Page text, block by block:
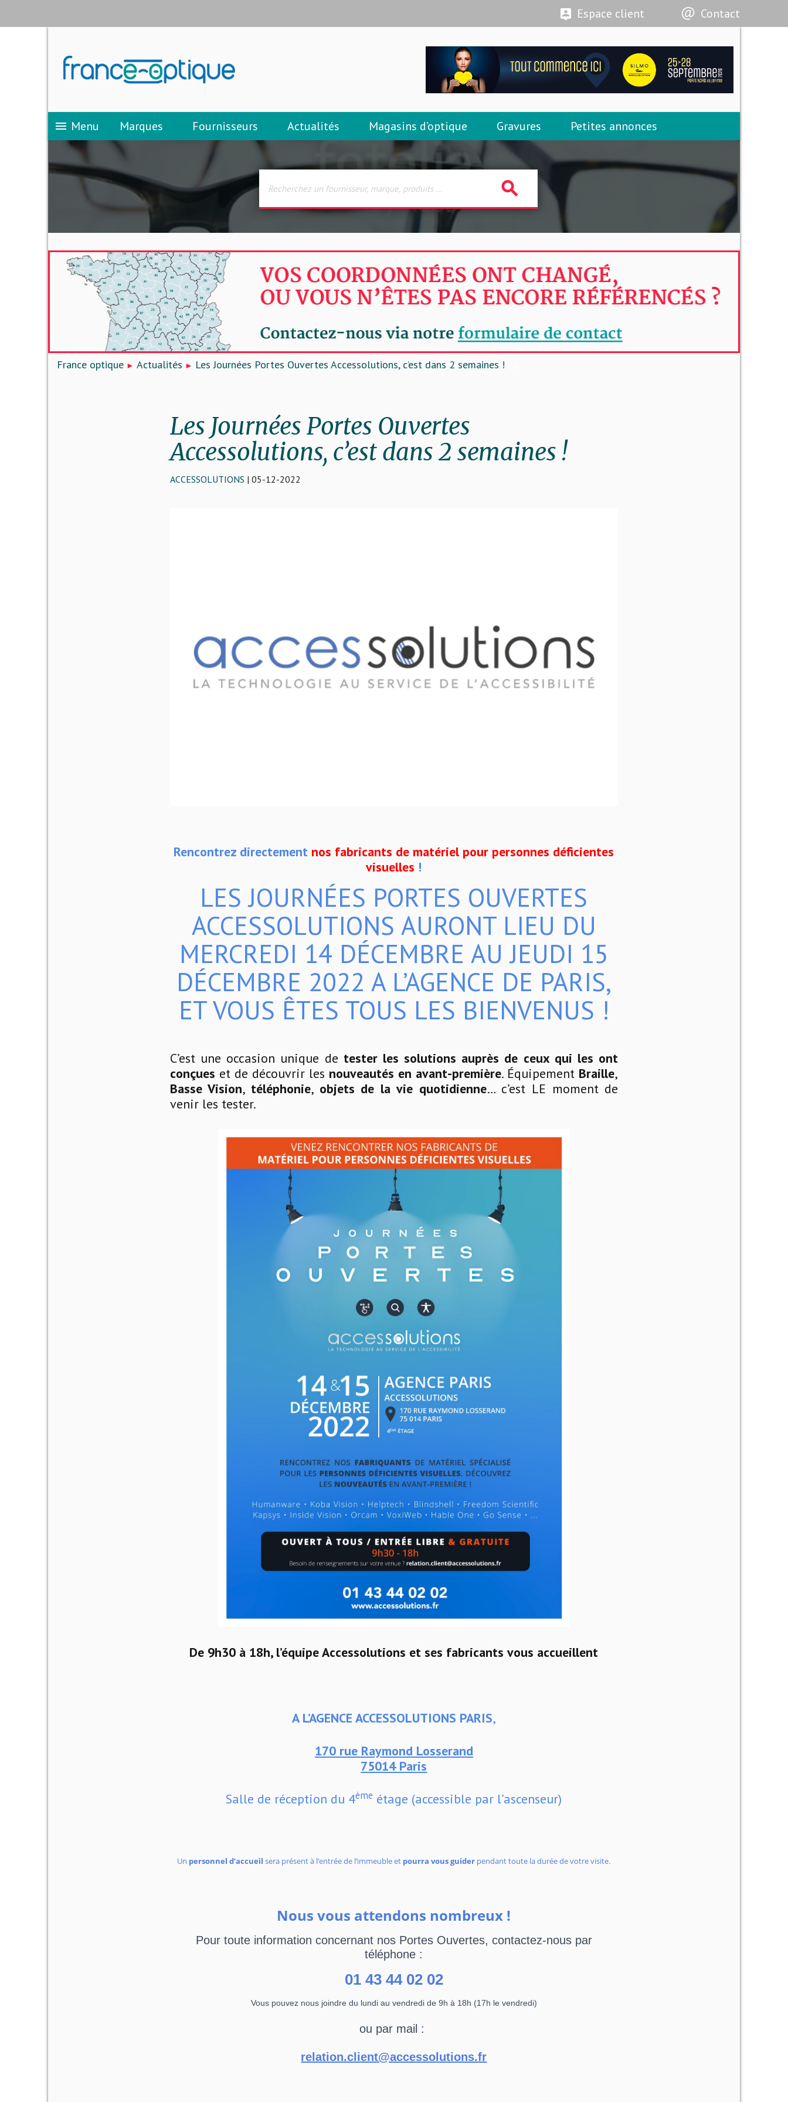
Espace client Contact
menu Menu Marques Fournisseurs Actualités Magasins d’optique Gravures Petites annonces
search
France optique Actualités Les Journées Portes Ouvertes Accessolutions, c’est dans 2 semaines !
Les Journées Portes Ouvertes
Accessolutions, c’est dans 2 semaines !
ACCESSOLUTIONS | 05-12-2022
Rencontrez directement nos fabricants de matériel pour personnes déficientes
visuelles !
LES JOURNÉES PORTES OUVERTES
ACCESSOLUTIONS AURONT LIEU DU
MERCREDI 14 DÉCEMBRE AU JEUDI 15
DÉCEMBRE 2022 A L’AGENCE DE PARIS,
ET VOUS ÊTES TOUS LES BIENVENUS !
C’est une occasion unique de tester les solutions auprès de ceux qui les ont
conçues et de découvrir les nouveautés en avant-première. Équipement Braille,
Basse Vision, téléphonie, objets de la vie quotidienne… c’est LE moment de
venir les tester.
De 9h30 à 18h, l’équipe Accessolutions et ses fabricants vous accueillent
A L’AGENCE ACCESSOLUTIONS PARIS,
170 rue Raymond Losserand
75014 Paris
Salle de réception du 4ème étage (accessible par l’ascenseur)
Un personnel d’accueil sera présent à l’entrée de l’immeuble et pourra vous guider pendant toute la durée de votre visite.
Nous vous attendons nombreux !
Pour toute information concernant nos Portes Ouvertes, contactez-nous par
téléphone :
01 43 44 02 02
Vous pouvez nous joindre du lundi au vendredi de 9h à 18h (17h le vendredi)
ou par mail :
relation.client@accessolutions.fr